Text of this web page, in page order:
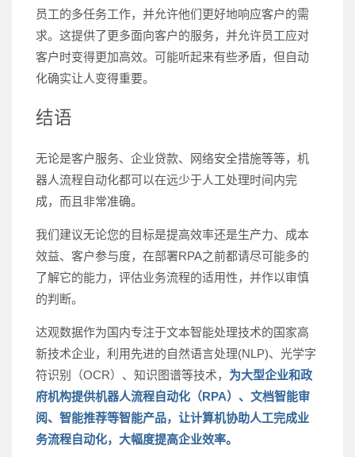
员工的多任务工作，并允许他们更好地响应客户的需
求。这提供了更多面向客户的服务，并允许员工应对
客户时变得更加高效。可能听起来有些矛盾，但自动
化确实让人变得重要。
结语
无论是客户服务、企业贷款、网络安全措施等等，机
器人流程自动化都可以在远少于人工处理时间内完
成，而且非常准确。
我们建议无论您的目标是提高效率还是生产力、成本
效益、客户参与度，在部署RPA之前都请尽可能多的
了解它的能力，评估业务流程的适用性，并作以审慎
的判断。
达观数据作为国内专注于文本智能处理技术的国家高
新技术企业，利用先进的自然语言处理(NLP)、光学字
符识别（OCR）、知识图谱等技术， 为大型企业和政
府机构提供机器人流程自动化（RPA）、文档智能审
阅、智能推荐等智能产品，让计算机协助人工完成业
务流程自动化，大幅度提高企业效率。